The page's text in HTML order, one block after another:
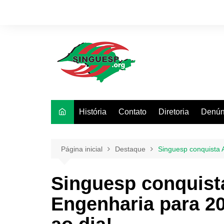
História Contato Diretoria
Página inicial Destaque Singuesp conquista
Singuesp
Engenharia para